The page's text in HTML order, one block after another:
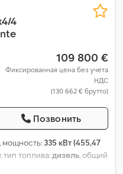
4
109 800 €
Фиксированная цена без учета
НДС
(130 662 € брутто)
Позвонить
, мощность: 335 кВт (455,47
, тип топлива:дизель, общий